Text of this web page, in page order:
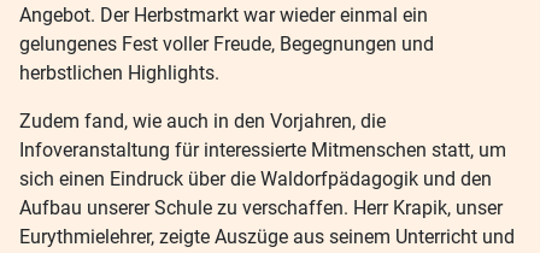
Angebot. Der Herbstmarkt war wieder einmal ein
gelungenes Fest voller Freude, Begegnungen und
herbstlichen Highlights.
Zudem fand, wie auch in den Vorjahren, die
Infoveranstaltung für interessierte Mitmenschen statt, um
sich einen Eindruck über die Waldorfpädagogik und den
Aufbau unserer Schule zu verschaffen. Herr Krapik, unser
Eurythmielehrer, zeigte Auszüge aus seinem Unterricht und